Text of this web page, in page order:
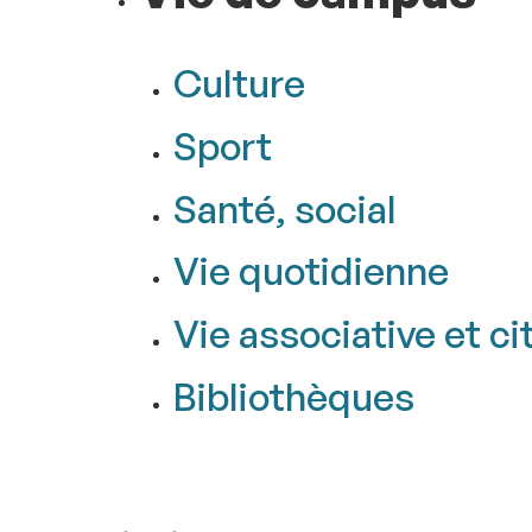
Culture
Sport
Santé, social
Vie quotidienne
Vie associative et
Bibliothèques